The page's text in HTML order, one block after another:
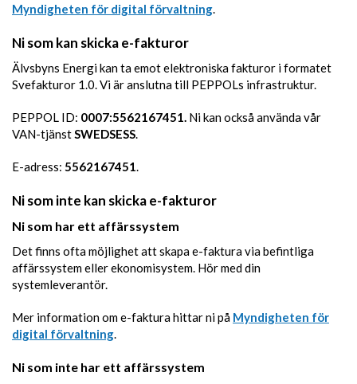
Myndigheten för digital förvaltning.
Ni som kan skicka e-fakturor
Älvsbyns Energi kan ta emot elektroniska fakturor i formatet
Svefakturor 1.0. Vi är anslutna till PEPPOLs infrastruktur.
PEPPOL ID: 0007:5562167451. Ni kan också använda vår
VAN-tjänstSWEDSESS.
E-adress: 5562167451.
Ni som inte kan skicka e-fakturor
Ni som har ett affärssystem
Det finns ofta möjlighet att skapa e-faktura via befintliga
affärssystem eller ekonomisystem. Hör med din
systemleverantör.
Mer information om e-faktura hittar ni på Myndigheten för
digital förvaltning.
Ni som inte har ett affärssystem